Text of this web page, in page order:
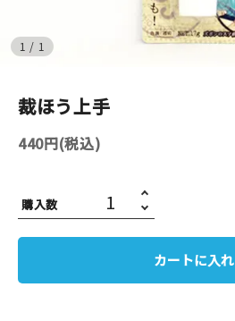
シルクスクリーン
紙
雑貨
文房具
1 / 1
裁ほう上手
440円(税込)
購入数
カートに入